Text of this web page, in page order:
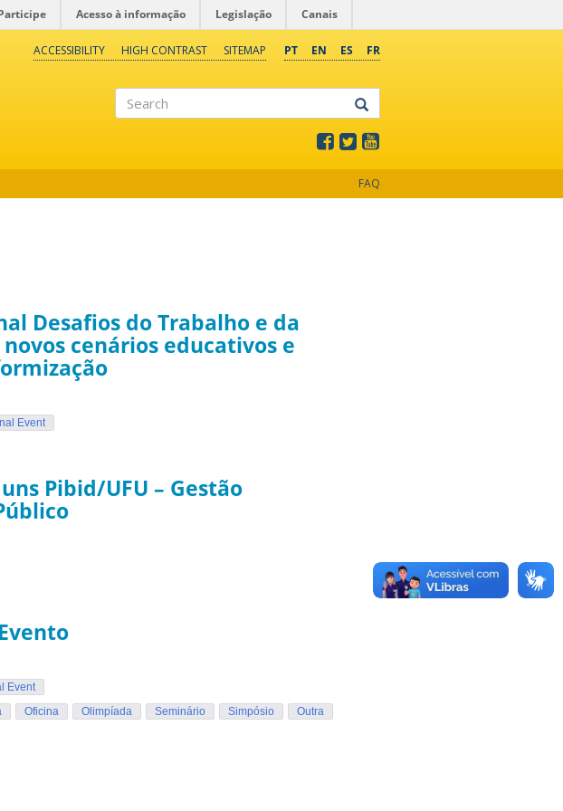
Acesso à informação Legislação Canais
PT EN ES FR
ACCESSIBILITY HIGH CONTRAST SITEMAP
FAQ
Desafios do Trabalho e da
novos cenários educativos e
Event
Pibid/UFU – Gestão
Event
Oficina Olimpíada Seminário Simpósio Outra